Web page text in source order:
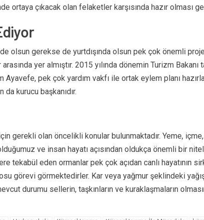
ortaya çıkacak olan felaketler karşısında hazır olması
olsun gerekse de yurtdışında olsun pek çok önemli
yer almıştır. 2015 yılında dönemin Turizm Bakanı
Ayavefe, pek çok yardım vakfı ile ortak eylem planı
kurucu başkanıdır.
gerekli olan öncelikli konular bulunmaktadır. Yeme,
ve insan hayatı açısından oldukça önemli bir
tekabül eden ormanlar pek çok açıdan canlı
görevi görmektedirler. Kar veya yağmur şeklindeki
durumu sellerin, taşkınların ve kuraklaşmaların